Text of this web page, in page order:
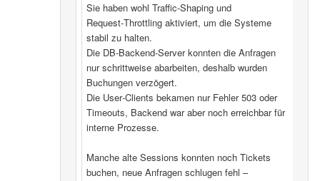
Sie haben wohl Traffic‑Shaping und
Request‑Throttling aktiviert, um die Systeme
stabil zu halten.
Die DB‑Backend-Server konnten die Anfragen
nur schrittweise abarbeiten, deshalb wurden
Buchungen verzögert.
Die User‑Clients bekamen nur Fehler 503 oder
Timeouts, Backend war aber noch erreichbar für
interne Prozesse.
Manche alte Sessions konnten noch Tickets
buchen, neue Anfragen schlugen fehl –